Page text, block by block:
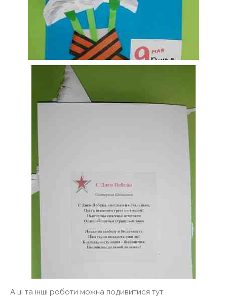
А ці та інші роботи можна подивитися тут: